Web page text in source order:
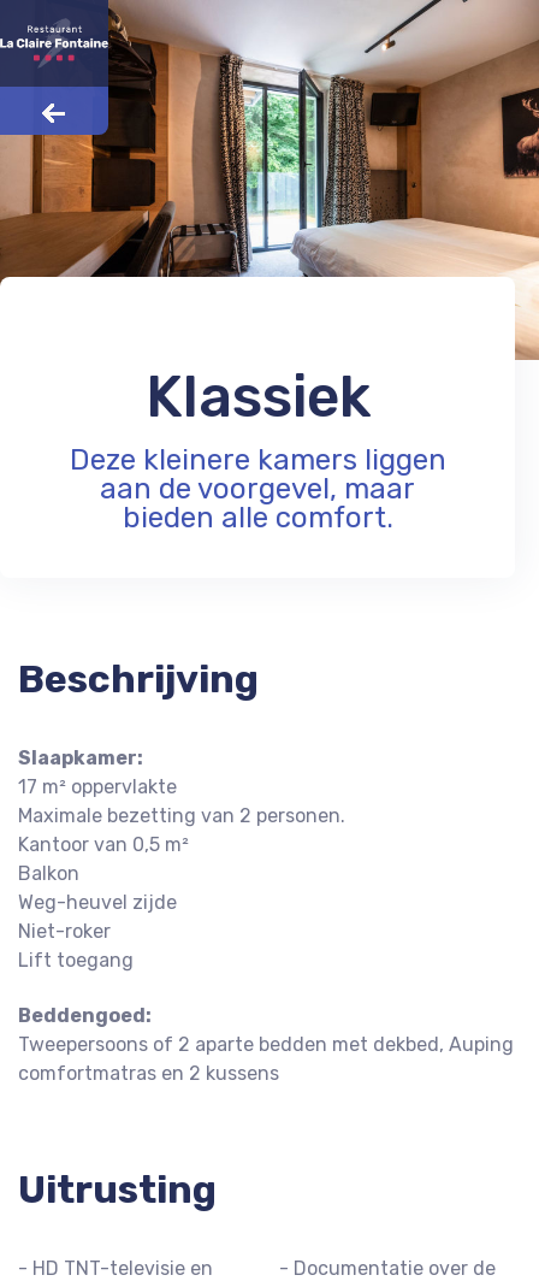
Klassiek
Deze kleinere kamers liggen
aan de voorgevel, maar
bieden alle comfort.
Beschrijving
Slaapkamer:
17 m² oppervlakte
Maximale bezetting van 2 personen.
Kantoor van 0,5 m²
Balkon
Weg-heuvel zijde
Niet-roker
Lift toegang
Beddengoed:
Tweepersoons of 2 aparte bedden met dekbed, Auping
comfortmatras en 2 kussens
Uitrusting
- HD TNT-televisie en
- Documentatie over de